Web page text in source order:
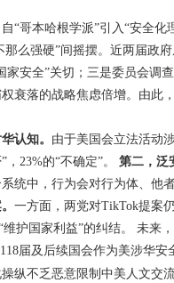
自“哥本哈根学派”引入“安全
那么强硬”间摇摆。近两届政
安全”关切；三是委员会调
衰落的战略焦虑倍增。由此
认知。 由于美国会立法活动
，23%的“不确定”。 第二，泛
统中，行为会对行为体、他
一方面，两党对TikTok提案
维护国家利益”的纠结。 未
届及后续国会作为美涉华
纵不乏恶意限制中美人文交